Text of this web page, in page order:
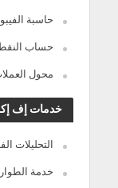
حاسبة
حساب
محول
خدمات إف
التحليلات
خدمة